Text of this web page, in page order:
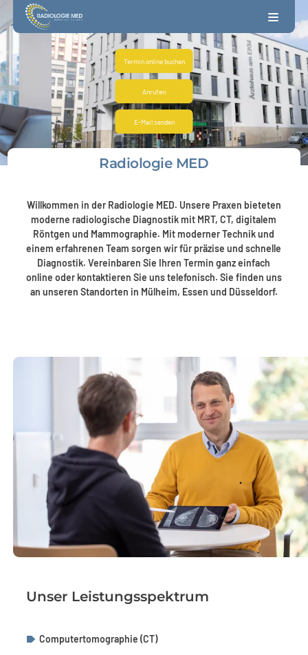
Radiologie MED
Willkommen in der Radiologie MED. Unsere Praxen bieteten
moderne radiologische Diagnostik mit MRT, CT, digitalem
Röntgen und Mammographie. Mit moderner Technik und
einem erfahrenen Team sorgen wir für präzise und schnelle
Diagnostik. Vereinbaren Sie Ihren Termin ganz einfach
online oder kontaktieren Sie uns telefonisch. Sie finden uns
an unseren Standorten in Mülheim, Essen und Düsseldorf.
Unser Leistungsspektrum
Computertomographie (CT)
Termin online buchen
Anrufen
E-Mail senden